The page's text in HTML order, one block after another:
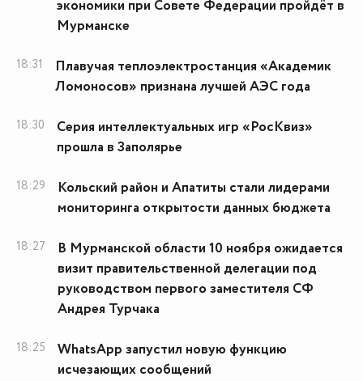
экономики при Совете Федерации пройдёт в
Мурманске
18:31
Плавучая теплоэлектростанция «Академик
Ломоносов» признана лучшей АЭС года
18:30
Серия интеллектуальных игр «РосКвиз»
прошла в Заполярье
18:29
Кольский район и Апатиты стали лидерами
мониторинга открытости данных бюджета
18:27
В Мурманской области 10 ноября ожидается
визит правительственной делегации под
руководством первого заместителя СФ
Андрея Турчака
18:25
WhatsApp запустил новую функцию
исчезающих сообщений